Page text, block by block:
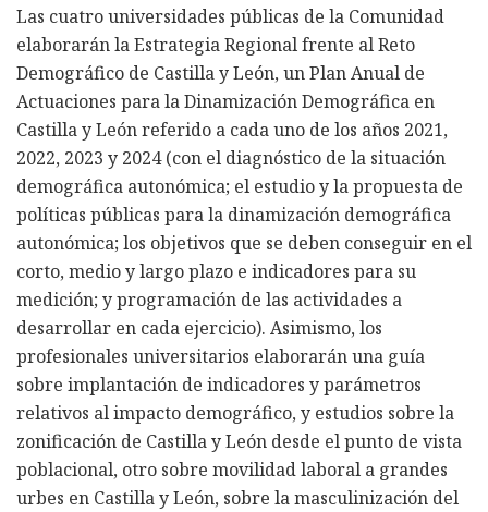
Las cuatro universidades públicas de la Comunidad
elaborarán la Estrategia Regional frente al Reto
Demográfico de Castilla y León, un Plan Anual de
Actuaciones para la Dinamización Demográfica en
Castilla y León referido a cada uno de los años 2021,
2022, 2023 y 2024 (con el diagnóstico de la situación
demográfica autonómica; el estudio y la propuesta de
políticas públicas para la dinamización demográfica
autonómica; los objetivos que se deben conseguir en el
corto, medio y largo plazo e indicadores para su
medición; y programación de las actividades a
desarrollar en cada ejercicio). Asimismo, los
profesionales universitarios elaborarán una guía
sobre implantación de indicadores y parámetros
relativos al impacto demográfico, y estudios sobre la
zonificación de Castilla y León desde el punto de vista
poblacional, otro sobre movilidad laboral a grandes
urbes en Castilla y León, sobre la masculinización del